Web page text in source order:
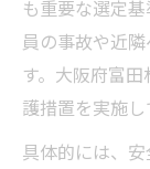
も重要な選定
員の事故や近
す。大阪府富
護措置を実施し
具体的には、